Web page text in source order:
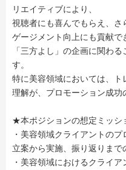
リエイティブにより、
視聴者にも喜んでもらえ、
ゲージメント向上にも貢献で
「三方よし」の企画に関わ
す。
特に美容領域においては、
理解が、プロモーション成功
★本ポジションの想定ミッシ
・美容領域クライアントの
立案から実施、振り返りま
・美容領域におけるクライ